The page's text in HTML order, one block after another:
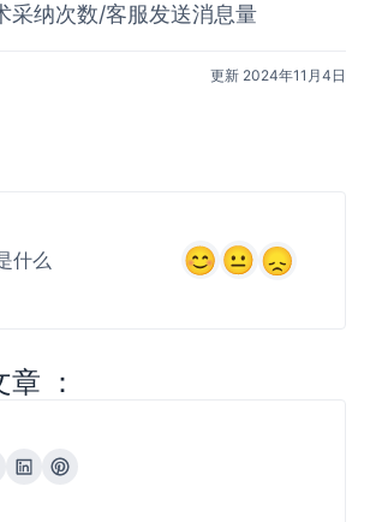
采纳次数/客服发送消息量
更新 2024年11月4日
什么
：